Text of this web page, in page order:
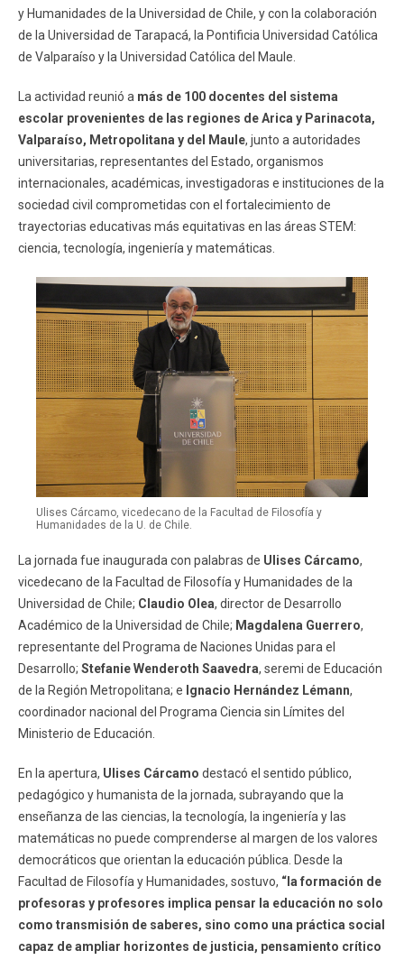
y Humanidades de la Universidad de Chile, y con la colaboración
de la Universidad de Tarapacá, la Pontificia Universidad Católica
de Valparaíso y la Universidad Católica del Maule.
La actividad reunió a más de 100 docentes del sistema
escolar provenientes de las regiones de Arica y Parinacota,
Valparaíso, Metropolitana y del Maule, junto a autoridades
universitarias, representantes del Estado, organismos
internacionales, académicas, investigadoras e instituciones de la
sociedad civil comprometidas con el fortalecimiento de
trayectorias educativas más equitativas en las áreas STEM:
ciencia, tecnología, ingeniería y matemáticas.
Ulises Cárcamo, vicedecano de la Facultad de Filosofía y
Humanidades de la U. de Chile.
La jornada fue inaugurada con palabras de Ulises Cárcamo,
vicedecano de la Facultad de Filosofía y Humanidades de la
Universidad de Chile; Claudio Olea, director de Desarrollo
Académico de la Universidad de Chile; Magdalena Guerrero,
representante del Programa de Naciones Unidas para el
Desarrollo; Stefanie Wenderoth Saavedra, seremi de Educación
de la Región Metropolitana; e Ignacio Hernández Lémann,
coordinador nacional del Programa Ciencia sin Límites del
Ministerio de Educación.
En la apertura, Ulises Cárcamo destacó el sentido público,
pedagógico y humanista de la jornada, subrayando que la
enseñanza de las ciencias, la tecnología, la ingeniería y las
matemáticas no puede comprenderse al margen de los valores
democráticos que orientan la educación pública. Desde la
Facultad de Filosofía y Humanidades, sostuvo, “la formación de
profesoras y profesores implica pensar la educación no solo
como transmisión de saberes, sino como una práctica social
capaz de ampliar horizontes de justicia, pensamiento crítico